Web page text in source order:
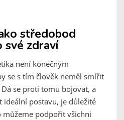
středobod
své zdraví
není konečným
se s tím člověk neměl smířit
se proti tomu bojovat, a
ideální postavu, je důležité
můžeme podpořit všichni